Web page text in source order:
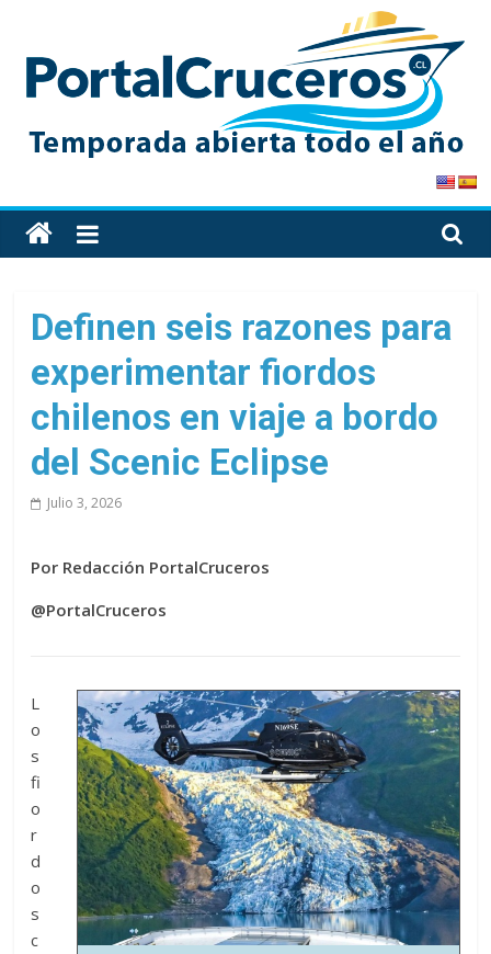
content
PortalCruceros
Toda
la
de
cruceros
en
solo
sitio
Definen seis razones para
experimentar fiordos
chilenos en viaje a bordo
del Scenic Eclipse
Julio 3, 2026
Por Redacción PortalCruceros
@PortalCruceros
L
o
s
fi
o
r
d
o
s
c